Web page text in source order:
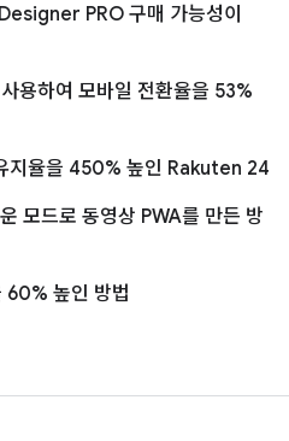
PRO 구매 가능성이
용하여 모바일 전환율을 53%
지율을 450% 높인 Rakuten 24
모드로 동영상 PWA를 만든 방
높인 방법